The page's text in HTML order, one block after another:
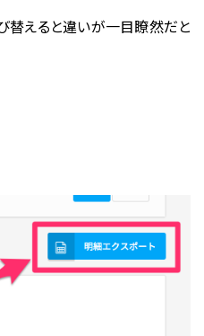
替えると違いが一目瞭然だと